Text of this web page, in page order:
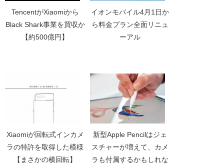
TencentがXiaomiから
Black Shark事業を買収か
【約500億円】
イオンモバイル4月1日か
ら料金プラン全面リニュ
ーアル
Xiaomiが回転式インカメ
ラの特許を取得した模様
【まさかの横回転】
新型Apple Pencilはジェ
スチャーが増えて、カメ
ラも付属するかもしれな